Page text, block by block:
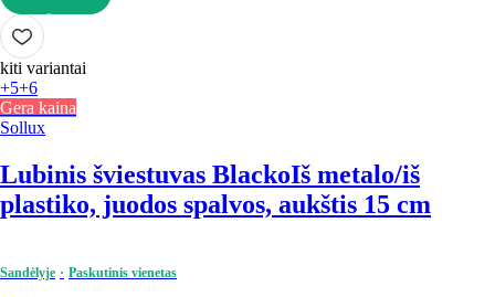
Į KREPŠELĮ
kiti variantai
+5+6
Gera kaina
Sollux
Lubinis šviestuvas BlackoIš metalo/iš
plastiko, juodos spalvos, aukštis 15 cm
Sandėlyje Paskutinis vienetas